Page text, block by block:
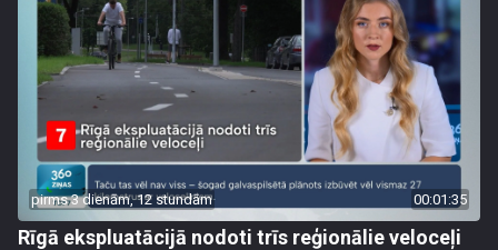
pirms 3 dienām, 12 stundām 00:01:35
Rīgā ekspluatācijā nodoti trīs reģionālie veloceļi